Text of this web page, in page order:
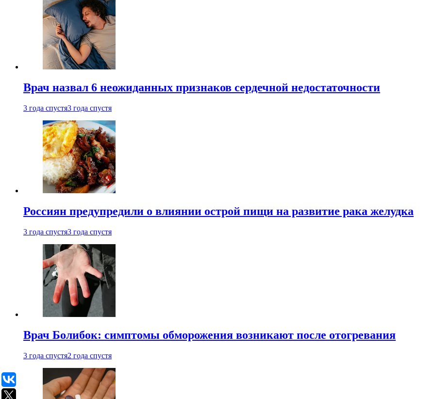
Врач назвал 6 неожиданных признаков сердечной недостаточности
3 года спустя3 года спустя
Россиян предупредили о влиянии острой пищи на развитие рака желудка
3 года спустя3 года спустя
Врач Болибок: симптомы обморожения возникают после отогревания
3 года спустя2 года спустя